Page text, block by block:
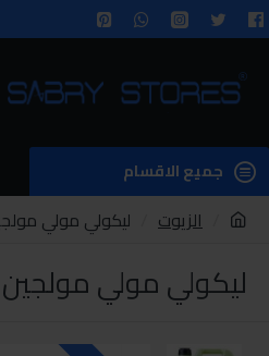
جميع الاقسام
الزيوت ليكولي مولي مولجين 5/30 عبوه
ليكولي مولي مولجين 5/30 عبوه 4 لتر